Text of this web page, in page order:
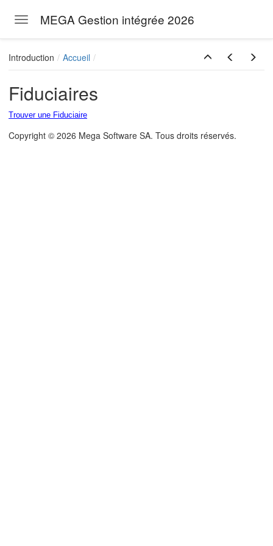
Toggle navigation
MEGA Gestion intégrée 2026
Introduction Accueil
Fiduciaires
Trouver une Fiduciaire
Copyright © 2026 Mega Software SA. Tous droits réservés.